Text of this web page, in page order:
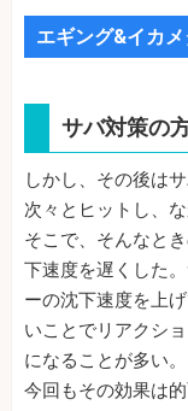
エギング&イカ
サバ対策の
しかし、その後は
次々とヒットし、
そこで、そんなと
下速度を遅くした
ーの沈下速度を上
いことでリアクシ
になることが多い。
今回もその効果は